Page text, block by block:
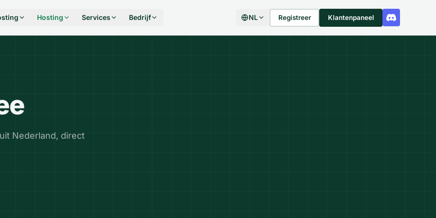
Hosting Services Bedrijf NL Registreer Klantenpaneel
Nederland, direct